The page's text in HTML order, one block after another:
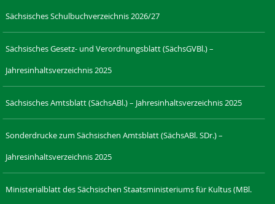
Sächsisches Schulbuchverzeichnis 2026/27
Sächsisches Gesetz- und Verordnungsblatt (SächsGVBl.) –
Jahresinhaltsverzeichnis 2025
Sächsisches Amtsblatt (SächsABl.) – Jahresinhaltsverzeichnis 2025
Sonderdrucke zum Sächsischen Amtsblatt (SächsABl. SDr.) –
Jahresinhaltsverzeichnis 2025
Ministerialblatt des Sächsischen Staatsministeriums für Kultus (MBl.